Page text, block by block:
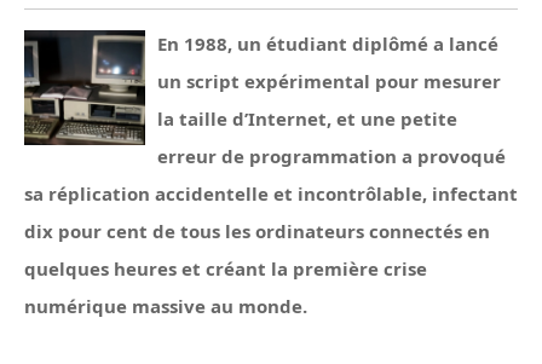
En 1988, un étudiant diplômé a lancé
un script expérimental pour mesurer
la taille d’Internet, et une petite
erreur de programmation a provoqué
sa réplication accidentelle et incontrôlable, infectant
dix pour cent de tous les ordinateurs connectés en
quelques heures et créant la première crise
numérique massive au monde.